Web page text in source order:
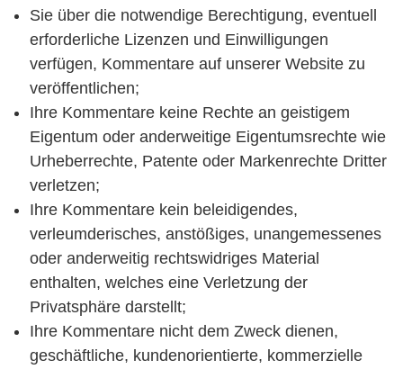
Sie über die notwendige Berechtigung, eventuell
erforderliche Lizenzen und Einwilligungen
verfügen, Kommentare auf unserer Website zu
veröffentlichen;
Ihre Kommentare keine Rechte an geistigem
Eigentum oder anderweitige Eigentumsrechte wie
Urheberrechte, Patente oder Markenrechte Dritter
verletzen;
Ihre Kommentare kein beleidigendes,
verleumderisches, anstößiges, unangemessenes
oder anderweitig rechtswidriges Material
enthalten, welches eine Verletzung der
Privatsphäre darstellt;
Ihre Kommentare nicht dem Zweck dienen,
geschäftliche, kundenorientierte, kommerzielle